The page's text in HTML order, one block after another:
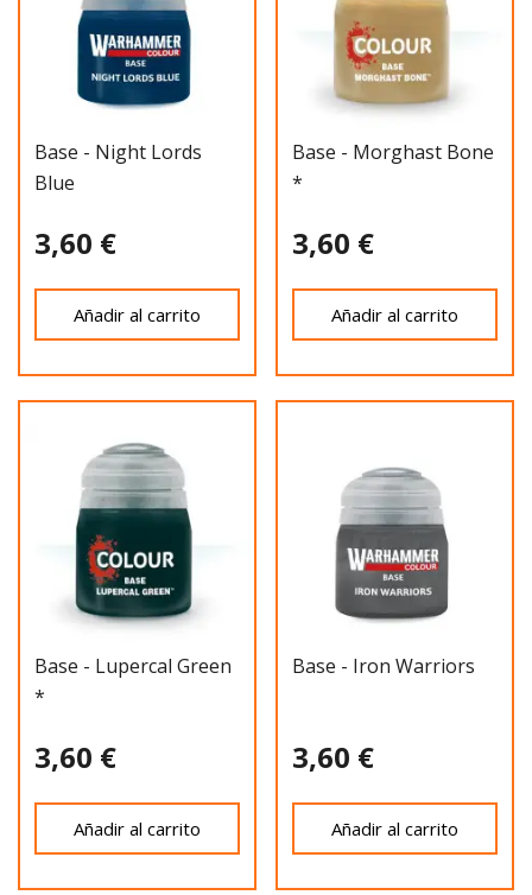
Base - Night Lords
Blue
3,60 €
Añadir al carrito
Base - Morghast Bone
*
3,60 €
Añadir al carrito
Base - Lupercal Green
*
3,60 €
Añadir al carrito
Base - Iron Warriors
3,60 €
Añadir al carrito